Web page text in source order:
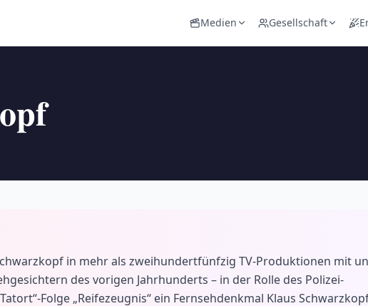
Medien Gesellschaft
in mehr als zweihundertfünfzig TV-Produktionen mit
des vorigen Jahrhunderts – in der Rolle des Polizei-
Folge „Reifezeugnis“ ein Fernsehdenkmal Klaus